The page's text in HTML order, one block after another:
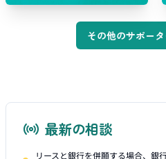
その他のサポー
最新の相談
リースと銀行を併願する場合、銀